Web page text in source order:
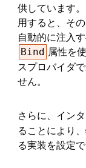
供しています
用すると、そ
自動的に注入
Bind 属性を
スプロバイダ
せん。
さらに、イン
ることにより
る実装を設定で